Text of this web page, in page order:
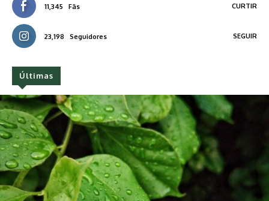
11,345 Fãs CURTIR
23,198 Seguidores SEGUIR
Últimas